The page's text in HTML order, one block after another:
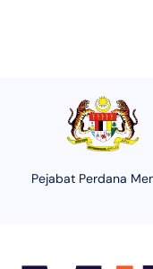
Pejabat Perdana